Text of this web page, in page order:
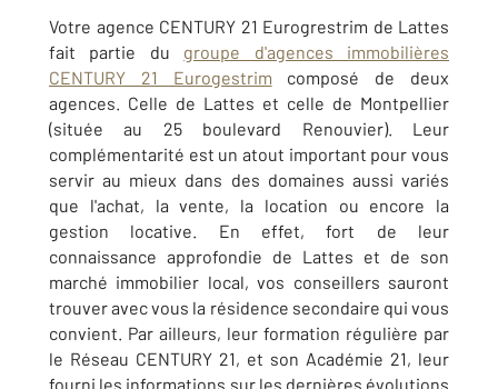
Votre agence CENTURY 21 Eurogrestrim de Lattes
fait partie du groupe d'agences immobilières
CENTURY 21 Eurogestrim composé de deux
agences. Celle de Lattes et celle de Montpellier
(située au 25 boulevard Renouvier). Leur
complémentarité est un atout important pour vous
servir au mieux dans des domaines aussi variés
que l'achat, la vente, la location ou encore la
gestion locative. En effet, fort de leur
connaissance approfondie de Lattes et de son
marché immobilier local, vos conseillers sauront
trouver avec vous la résidence secondaire qui vous
convient. Par ailleurs, leur formation régulière par
le Réseau CENTURY 21, et son Académie 21, leur
fourni les informations sur les dernières évolutions